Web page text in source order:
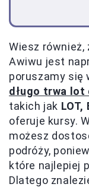
Wiesz również,
Awiwu jest
poruszamy się
długo trwa lot
takich jak LOT,
oferuje kursy.
możesz
podróży,
które najlepiej
Dlatego